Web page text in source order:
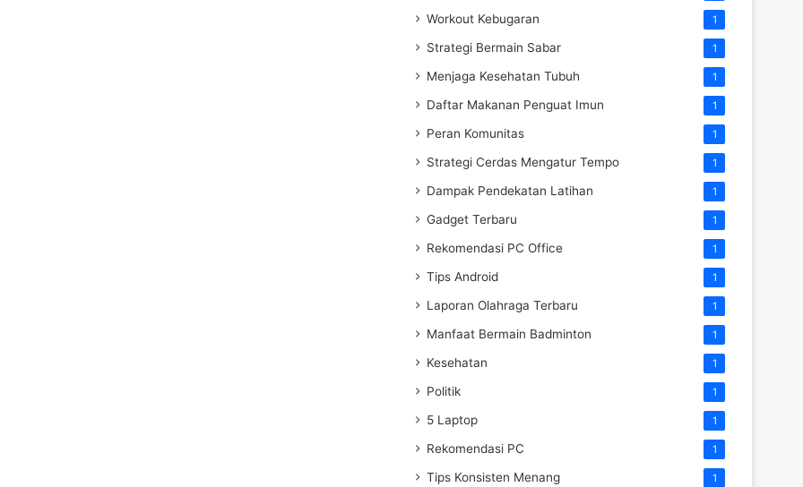
Workout Kebugaran 1
Strategi Bermain Sabar 1
Menjaga Kesehatan Tubuh 1
Daftar Makanan Penguat Imun 1
Peran Komunitas 1
Strategi Cerdas Mengatur Tempo 1
Dampak Pendekatan Latihan 1
Gadget Terbaru 1
Rekomendasi PC Office 1
Tips Android 1
Laporan Olahraga Terbaru 1
Manfaat Bermain Badminton 1
Kesehatan 1
Politik 1
5 Laptop 1
Rekomendasi PC 1
Tips Konsisten Menang 1